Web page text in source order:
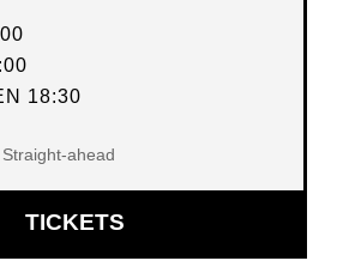
18:30
ahead
TICKETSOPENT
IN